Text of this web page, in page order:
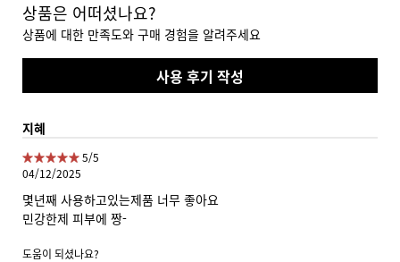
상품은 어떠셨나요?
상품에 대한 만족도와 구매 경험을 알려주세요
사용 후기 작성
지혜
5 out of 5 stars.
5/5
04/12/2025
몇년째 사용하고있는제품 너무 좋아요
민강한제 피부에 짱-
도움이 되셨나요?